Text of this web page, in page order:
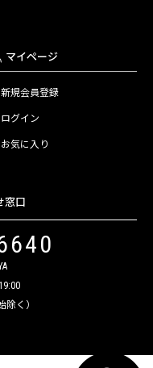
マイページ
新規会員登録
ログイン
お気に入り
窓口
く）